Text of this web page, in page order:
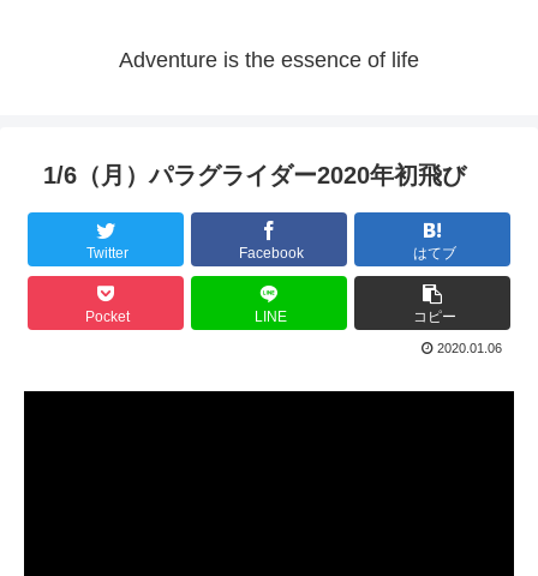
Adventure is the essence of life
1/6（月）パラグライダー2020年初飛び
Twitter Facebook はてブ
Pocket LINE コピー
2020.01.06